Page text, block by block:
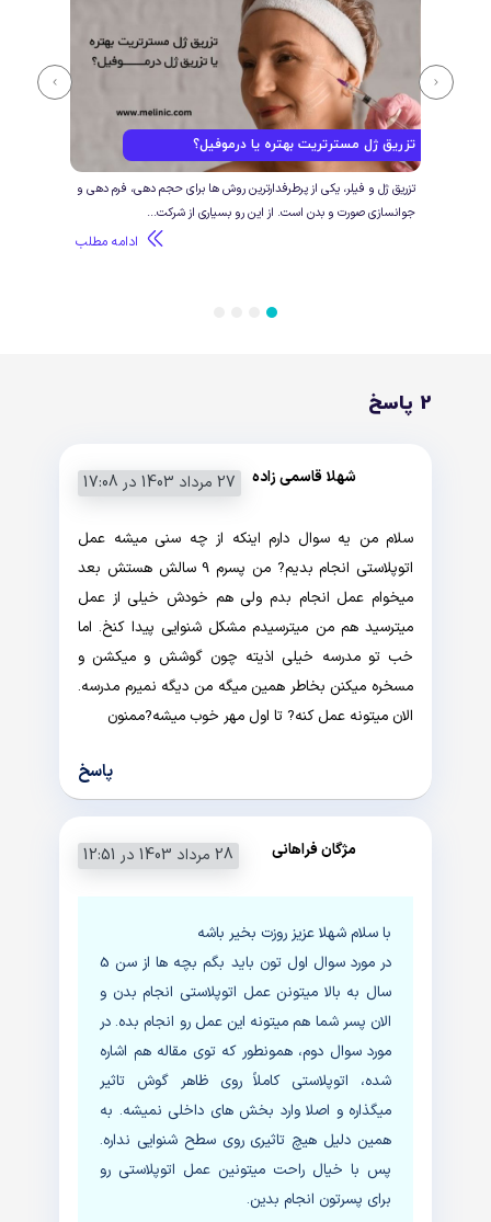
تزریق ژل مسترتریت بهتره یا درموفیل؟
تزریق ژل و فیلر، یکی از پرطرفدارترین روش ها برای حجم دهی، فرم دهی و
جوانسازی صورت و بدن است. از این رو بسیاری از شرکت...
ادامه مطلب
2 پاسخ
شهلا قاسمی زاده 27 مرداد 1403 در 17:08
سلام من یه سوال دارم اینکه از چه سنی میشه عمل
اتوپلاستی انجام بدیم? من پسرم 9 سالش هستش بعد
میخوام عمل انجام بدم ولی هم خودش خیلی از عمل
میترسید هم من میترسیدم مشکل شنوایی پیدا کنخ. اما
خب تو مدرسه خیلی اذیته چون گوشش و میکشن و
مسخره میکنن بخاطر همین میگه من دیگه نمیرم مدرسه.
الان میتونه عمل کنه? تا اول مهر خوب میشه?ممنون
پاسخ
مژگان فراهانی 28 مرداد 1403 در 12:51
با سلام شهلا عزیز روزت بخیر باشه
در مورد سوال اول تون باید بگم بچه ها از سن 5
سال به بالا میتونن عمل اتوپلاستی انجام بدن و
الان پسر شما هم میتونه این عمل رو انجام بده. در
مورد سوال دوم، همونطور که توی مقاله هم اشاره
شده، اتوپلاستی کاملاً روی ظاهر گوش تاثیر
میگذاره و اصلا وارد بخش های داخلی نمیشه. به
همین دلیل هیچ تاثیری روی سطح شنوایی نداره.
پس با خیال راحت میتونین عمل اتوپلاستی رو
برای پسرتون انجام بدین.